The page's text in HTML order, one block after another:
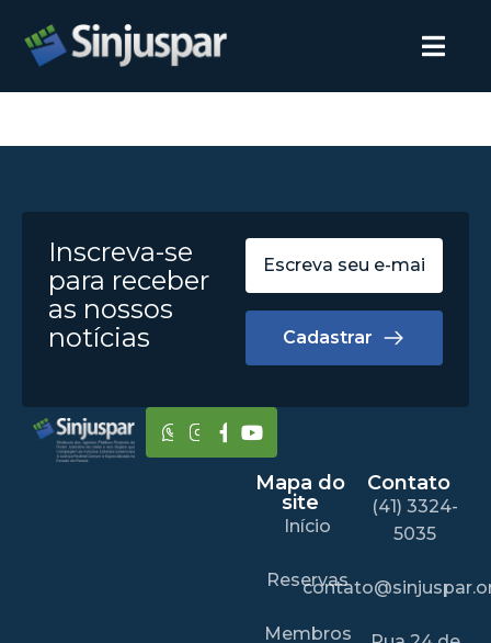
Inscreva-se
para receber
as nossos
notícias
Cadastrar
Mapa do
site
Início
Reservas
Membros
Contato
(41) 3324-
5035